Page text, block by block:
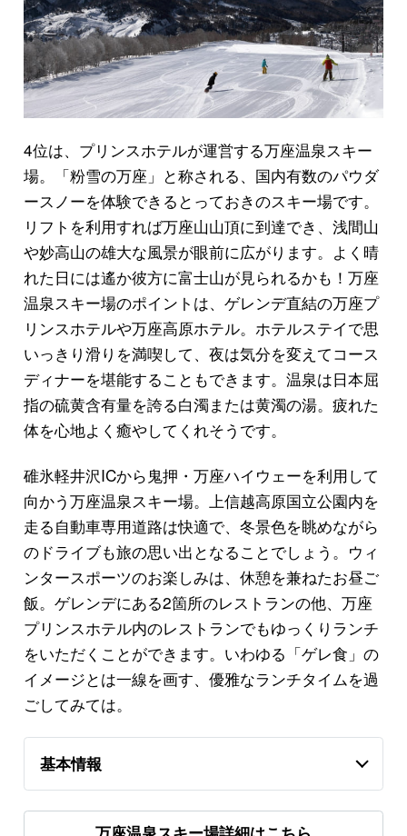
4位は、プリンスホテルが運営する万座温泉スキー
場。「粉雪の万座」と称される、国内有数のパウダ
ースノーを体験できるとっておきのスキー場です。
リフトを利用すれば万座山山頂に到達でき、浅間山
や妙高山の雄大な風景が眼前に広がります。よく晴
れた日には遙か彼方に富士山が見られるかも！万座
温泉スキー場のポイントは、ゲレンデ直結の万座プ
リンスホテルや万座高原ホテル。ホテルステイで思
いっきり滑りを満喫して、夜は気分を変えてコース
ディナーを堪能することもできます。温泉は日本屈
指の硫黄含有量を誇る白濁または黄濁の湯。疲れた
体を心地よく癒やしてくれそうです。
碓氷軽井沢ICから鬼押・万座ハイウェーを利用して
向かう万座温泉スキー場。上信越高原国立公園内を
走る自動車専用道路は快適で、冬景色を眺めながら
のドライブも旅の思い出となることでしょう。ウィ
ンタースポーツのお楽しみは、休憩を兼ねたお昼ご
飯。ゲレンデにある2箇所のレストランの他、万座
プリンスホテル内のレストランでもゆっくりランチ
をいただくことができます。いわゆる「ゲレ食」の
イメージとは一線を画す、優雅なランチタイムを過
ごしてみては。
基本情報